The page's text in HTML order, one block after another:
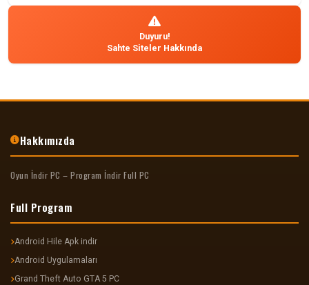
Duyuru!
Sahte Siteler Hakkında
Hakkımızda
Oyun İndir PC – Program İndir Full PC
Full Program
Android Hile Apk indir
Android Uygulamaları
Grand Theft Auto GTA 5 PC